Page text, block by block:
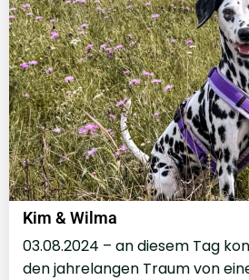
Kim & Wilma
03.08.2024 – an diesem Tag
den jahrelangen Traum von